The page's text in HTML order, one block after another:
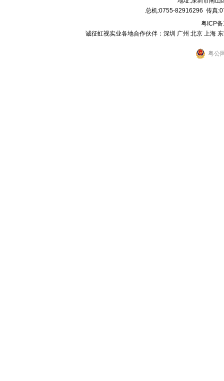
总机:0755-82916296 传真
粤ICP
诚征虹视实业各地合作伙伴：深圳 广州 北京 上海
粤公